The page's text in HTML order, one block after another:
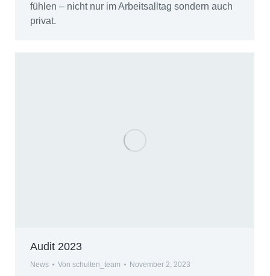
fühlen – nicht nur im Arbeitsalltag sondern auch
privat.
Audit 2023
News Von schulten_team November 2, 2023